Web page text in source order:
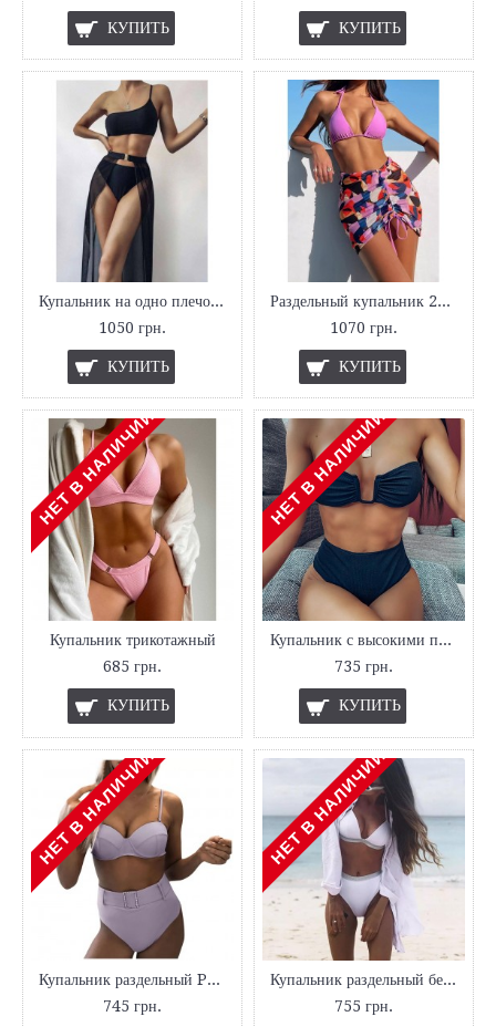
КУПИТЬ КУПИТЬ
Купальник на одно плечо с юбкой
1050 грн.
КУПИТЬ
Раздельный купальник 2023 с юбкой
1070 грн.
КУПИТЬ
НЕТ В НАЛИЧИИ
Купальник трикотажный
685 грн.
КУПИТЬ
НЕТ В НАЛИЧИИ
Купальник с высокими плавками черный
735 грн.
КУПИТЬ
НЕТ В НАЛИЧИИ
Купальник раздельный Push Up с высокими плавками
745 грн.
НЕТ В НАЛИЧИИ
Купальник раздельный белый с высокой талией
755 грн.